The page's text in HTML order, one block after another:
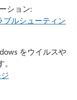
ション:
ブルシューティン
をウイルスや